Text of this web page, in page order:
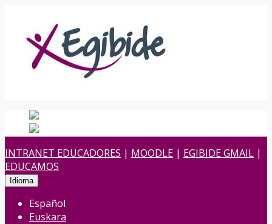
INTRANET EDUCADORES | MOODLE | EGIBIDE GMAIL |
EDUCAMOS
Idioma
Español
Euskara